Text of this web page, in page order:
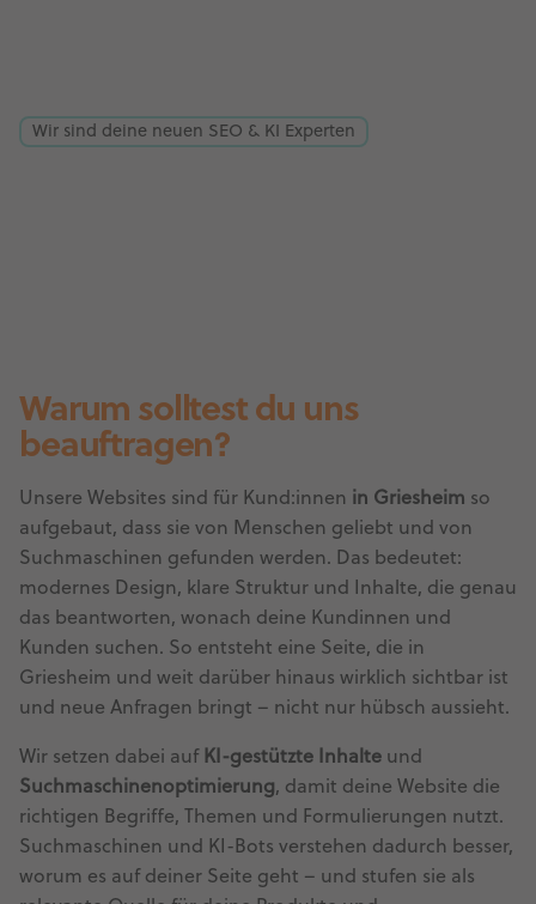
Wir sind deine neuen SEO & KI Experten
Warum solltest du uns
beauftragen?
Unsere Websites sind für Kund:innen in Griesheim so
aufgebaut, dass sie von Menschen geliebt und von
Suchmaschinen gefunden werden. Das bedeutet:
modernes Design, klare Struktur und Inhalte, die genau
das beantworten, wonach deine Kundinnen und
Kunden suchen. So entsteht eine Seite, die in
Griesheim und weit darüber hinaus wirklich sichtbar ist
und neue Anfragen bringt – nicht nur hübsch aussieht.
Wir setzen dabei auf KI-gestützte Inhalte und
Suchmaschinenoptimierung, damit deine Website die
richtigen Begriffe, Themen und Formulierungen nutzt.
Suchmaschinen und KI-Bots verstehen dadurch besser,
worum es auf deiner Seite geht – und stufen sie als